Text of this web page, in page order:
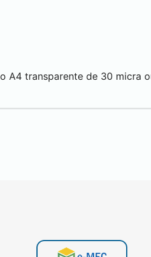
A4 transparente de 30 micra